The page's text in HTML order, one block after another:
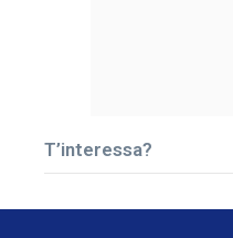
T’interessa?